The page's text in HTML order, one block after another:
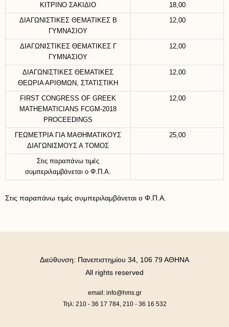
ΚΙΤΡΙΝΟ ΣΑΚΙΔΙΟ 18,00
ΔΙΑΓΩΝΙΣΤΙΚΕΣ ΘΕΜΑΤΙΚΕΣ Β
ΓΥΜΝΑΣΙΟΥ
12,00
ΔΙΑΓΩΝΙΣΤΙΚΕΣ ΘΕΜΑΤΙΚΕΣ Γ
ΓΥΜΝΑΣΙΟΥ
12,00
ΔΙΑΓΩΝΙΣΤΙΚΕΣ ΘΕΜΑΤΙΚΕΣ
ΘΕΩΡΙΑ ΑΡΙΘΜΩΝ, ΣΤΑΤΙΣΤΙΚΗ
12,00
FIRST CONGRESS OF GREEK
MATHEMATICIANS FCGM-2018
PROCEEDINGS
12,00
ΓΕΩΜΕΤΡΙΑ ΓΙΑ ΜΑΘΗΜΑΤΙΚΟΥΣ
ΔΙΑΓΩΝΙΣΜΟΥΣ Α ΤΟΜΟΣ
25,00
Στις παραπάνω τιμές
συμπεριλαμβάνεται ο Φ.Π.Α.
Στις παραπάνω τιμές συμπεριλαμβάνεται ο Φ.Π.Α.
email: info@hms.gr
Τηλ: 210 - 36 17 784, 210 - 36 16 532
Διεύθυνση: Πανεπιστημίου 34, 106 79 ΑΘΗΝΑ
All rights reserved